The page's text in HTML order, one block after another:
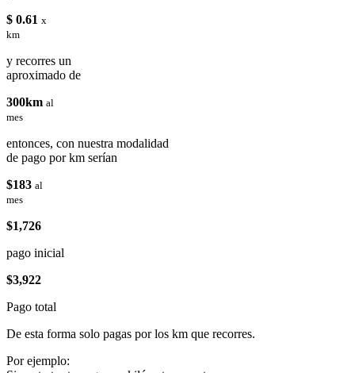
$ 0.61 x
km
y recorres un
aproximado de
300km al
mes
entonces, con nuestra modalidad
de pago por km serían
$183 al
mes
$1,726
pago inicial
$3,922
Pago total
De esta forma solo pagas por los km que recorres.
Por ejemplo: